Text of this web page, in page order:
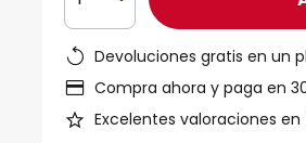
Devoluciones gratis en un
Compra ahora y paga en
Excelentes valoraciones